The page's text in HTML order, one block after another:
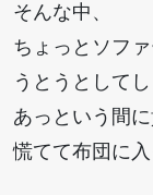
そんな中、
ちょっとソフ
うとうとしてし
あっという間
慌てて布団に入